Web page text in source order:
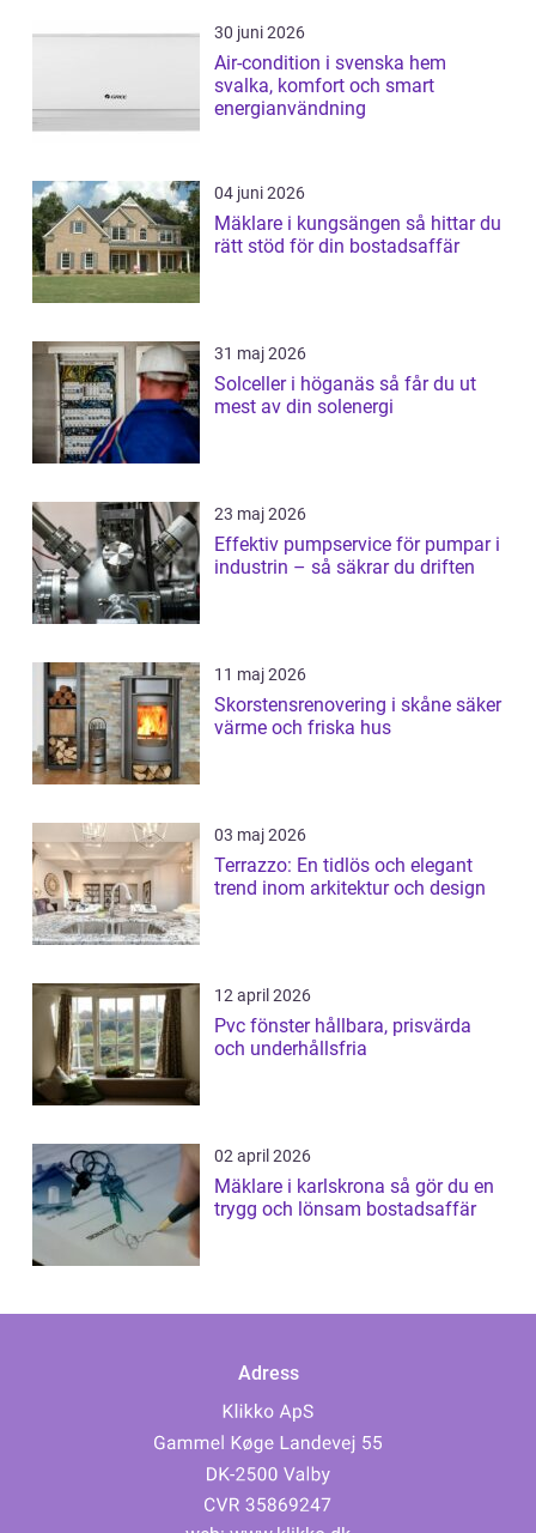
30 juni 2026
Air-condition i svenska hem
svalka, komfort och smart
energianvändning
04 juni 2026
Mäklare i kungsängen så hittar du
rätt stöd för din bostadsaffär
31 maj 2026
Solceller i höganäs så får du ut
mest av din solenergi
23 maj 2026
Effektiv pumpservice för pumpar i
industrin – så säkrar du driften
11 maj 2026
Skorstensrenovering i skåne säker
värme och friska hus
03 maj 2026
Terrazzo: En tidlös och elegant
trend inom arkitektur och design
12 april 2026
Pvc fönster hållbara, prisvärda
och underhållsfria
02 april 2026
Mäklare i karlskrona så gör du en
trygg och lönsam bostadsaffär
Adress